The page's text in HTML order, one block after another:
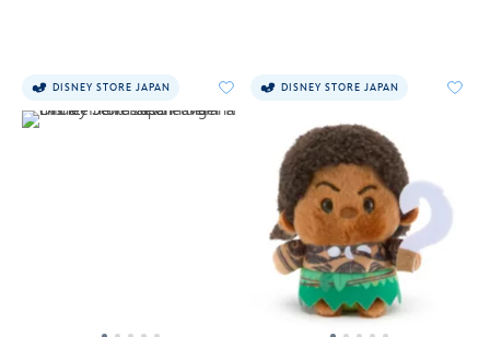
DISNEY STORE JAPAN DISNEY STORE JAPAN